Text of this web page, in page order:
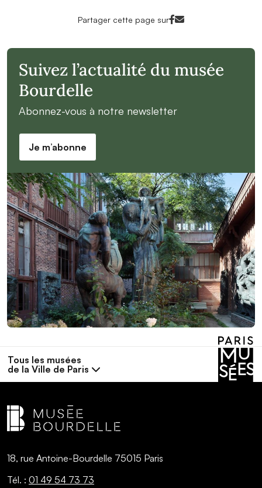
Partager cette page surFacebook<
Mail<
Suivez l’actualité du musée
Bourdelle
Abonnez-vous à notre newsletter
Je m’abonne
Tous les musées
de la Ville de Paris
18, rue Antoine-Bourdelle 75015 Paris
Tél. : 01 49 54 73 73